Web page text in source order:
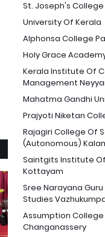
St. Joseph's
University Of Kerala
Alphonsa College
Holy Grace
Kerala Institute Of
Management
Mahatma Gandhi
Prajyoti Niketan
Rajagiri College Of
(Autonomous)
Saintgits Institute
Kottayam
Sree Narayana
Studies
Assumption
Changanassery